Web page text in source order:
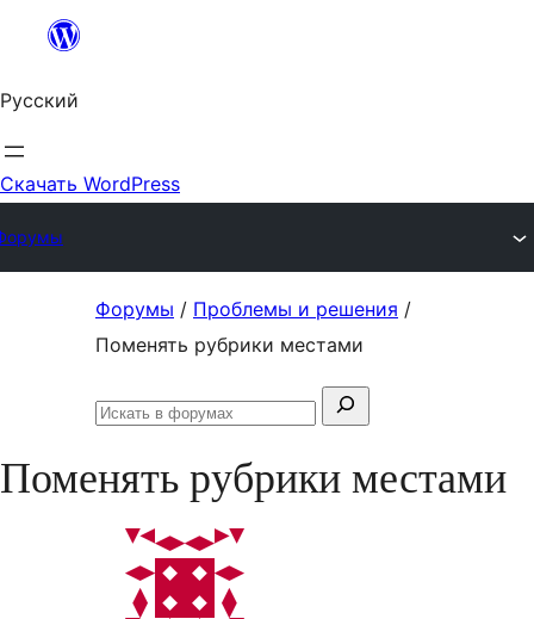
Перейти
содержимому
Русский
Скачать WordPress
Форумы / Проблемы и решения /
Поменять рубрики местами
Поиск:
Искать
Поменять рубрики местами